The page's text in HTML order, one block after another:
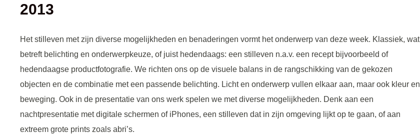
2013
Het stilleven met zijn diverse mogelijkheden en benaderingen vormt het onderwerp van deze week. Klassiek, wat
betreft belichting en onderwerpkeuze, of juist hedendaags: een stilleven n.a.v. een recept bijvoorbeeld of
hedendaagse productfotografie. We richten ons op de visuele balans in de rangschikking van de gekozen
objecten en de combinatie met een passende belichting. Licht en onderwerp vullen elkaar aan, maar ook kleur en
beweging. Ook in de presentatie van ons werk spelen we met diverse mogelijkheden. Denk aan een
nachtpresentatie met digitale schermen of iPhones, een stilleven dat in zijn omgeving lijkt op te gaan, of aan
extreem grote prints zoals abri’s.